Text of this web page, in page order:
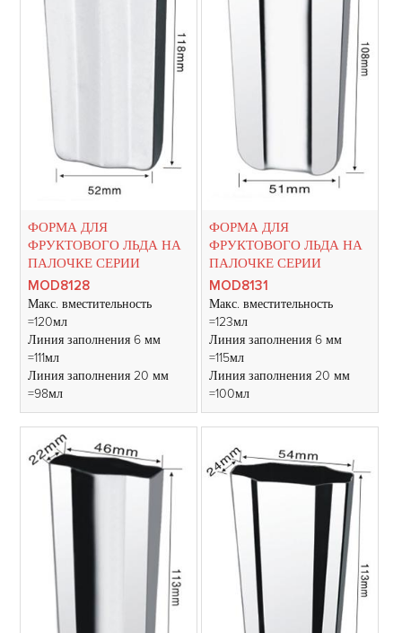
ФОРМА ДЛЯ
ФРУКТОВОГО ЛЬДА НА
ПАЛОЧКЕ СЕРИИ
MOD8128
Макс. вместительность
=120мл
Линия заполнения 6 мм
=111мл
Линия заполнения 20 мм
=98мл
ФОРМА ДЛЯ
ФРУКТОВОГО ЛЬДА НА
ПАЛОЧКЕ СЕРИИ
MOD8131
Макс. вместительность
=123мл
Линия заполнения 6 мм
=115мл
Линия заполнения 20 мм
=100мл